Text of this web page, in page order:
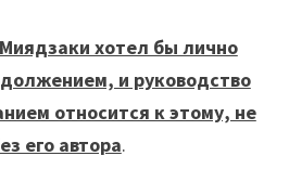
хотел бы лично
и руководство
относится к этому, не
его автора.